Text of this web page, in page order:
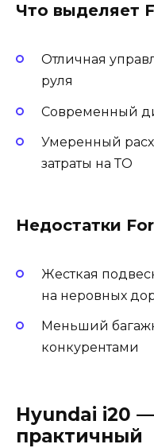
Что выделяет
Отличная
руля
Современный
Умеренный
затраты на ТО
Недостатки
Жесткая
на неровных
Меньший
конкурентами
Hyundai i20
практичный